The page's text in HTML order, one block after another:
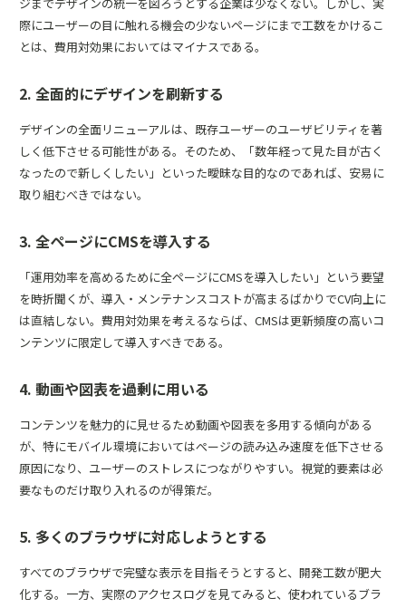
際にユーザーの目に触れる機会の少ないページにまで工数をかけるこ
とは、費用対効果においてはマイナスである。
2. 全面的にデザインを刷新する
デザインの全面リニューアルは、既存ユーザーのユーザビリティを著
しく低下させる可能性がある。そのため、「数年経って見た目が古く
なったので新しくしたい」といった曖昧な目的なのであれば、安易に
取り組むべきではない。
3. 全ページにCMSを導入する
「運用効率を高めるために全ページにCMSを導入したい」という要望
を時折聞くが、導入・メンテナンスコストが高まるばかりでCV向上に
は直結しない。費用対効果を考えるならば、CMSは更新頻度の高いコ
ンテンツに限定して導入すべきである。
4. 動画や図表を過剰に用いる
コンテンツを魅力的に見せるため動画や図表を多用する傾向がある
が、特にモバイル環境においてはぺージの読み込み速度を低下させる
原因になり、ユーザーのストレスにつながりやすい。視覚的要素は必
要なものだけ取り入れるのが得策だ。
5. 多くのブラウザに対応しようとする
すべてのブラウザで完璧な表示を目指そうとすると、開発工数が肥大
化する。一方、実際のアクセスログを見てみると、使われているブラ